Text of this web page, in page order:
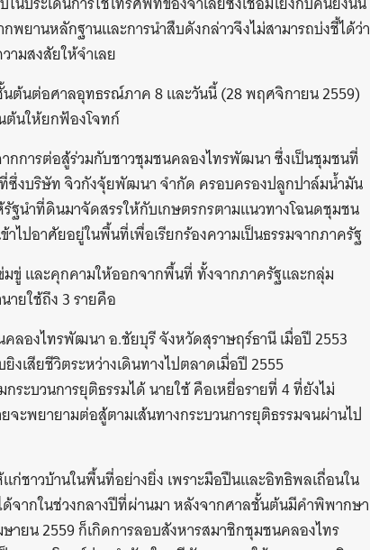
พยานหลักฐานและการนำสืบดังกล่าวจึงไม่สามารถบ่งชี้ได้ว่า
ามสงสัยให้จำเลย
นต่อศาลอุทธรณ์ภาค 8 และวันนี้ (28 พฤศจิกายน 2559)
นให้ยกฟ้องโจทก์
กการต่อสู้ร่วมกับชาวชุมชนคลองไทรพัฒนา ซึ่งเป็นชุมชนที่
ซึ่งบริษัท จิวกังจุ้ยพัฒนา จำกัด ครอบครองปลูกปาล์มน้ำมัน
ฐนำที่ดินมาจัดสรรให้กับเกษตรกรตามแนวทางโฉนดชุมชน
ไปอาศัยอยู่ในพื้นที่เพื่อเรียกร้องความเป็นธรรมจากภาครัฐ
ขู่ และคุกคามให้ออกจากพื้นที่ ทั้งจากภาครัฐและกลุ่ม
ายใช้ถึง 3 รายคือ
ลองไทรพัฒนา อ.ชัยบุรี จังหวัดสุราษฤร์ธานี เมื่อปี 2553
สียชีวิตระหว่างเดินทางไปตลาดเมื่อปี 2555
ะบวนการยุติธรรมได้ นายใช้ คือเหยื่อรายที่ 4 ที่ยังไม่
ะพยายามต่อสู้ตามเส้นทางกระบวนการยุติธรรมจนผ่านไป
ชาวบ้านในพื้นที่อย่างยิ่ง เพราะมือปืนและอิทธิพลเถื่อนใน
จากในช่วงกลางปีที่ผ่านมา หลังจากศาลชั้นต้นมีคำพิพากษา
ายน 2559 ก็เกิดการลอบสังหารสมาชิกชุมชนคลองไทร